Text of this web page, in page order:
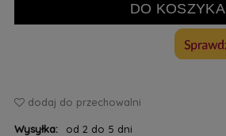
DO KOSZYKA
dodaj do przechowalni
Wysyłka: od 2 do 5 dni